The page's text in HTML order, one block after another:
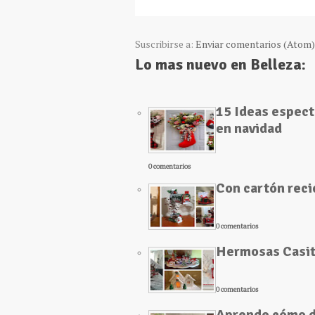
Suscribirse a: Enviar comentarios (Atom)
Lo mas nuevo en Belleza:
15 Ideas
en navidad
0 comentarios
Con cartón
0 comentarios
Hermosas
0 comentarios